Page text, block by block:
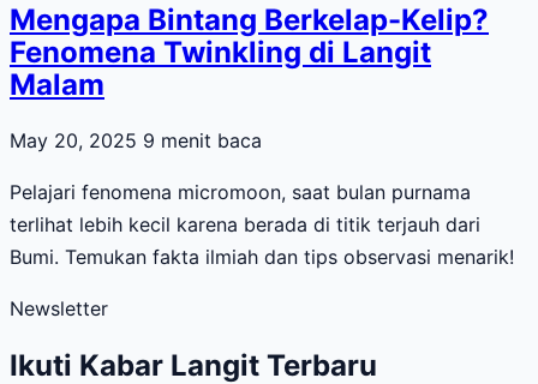
Mengapa Bintang Berkelap-Kelip?
Fenomena Twinkling di Langit
Malam
May 20, 2025 9 menit baca
Pelajari fenomena micromoon, saat bulan purnama
terlihat lebih kecil karena berada di titik terjauh dari
Bumi. Temukan fakta ilmiah dan tips observasi menarik!
Newsletter
Ikuti Kabar Langit Terbaru